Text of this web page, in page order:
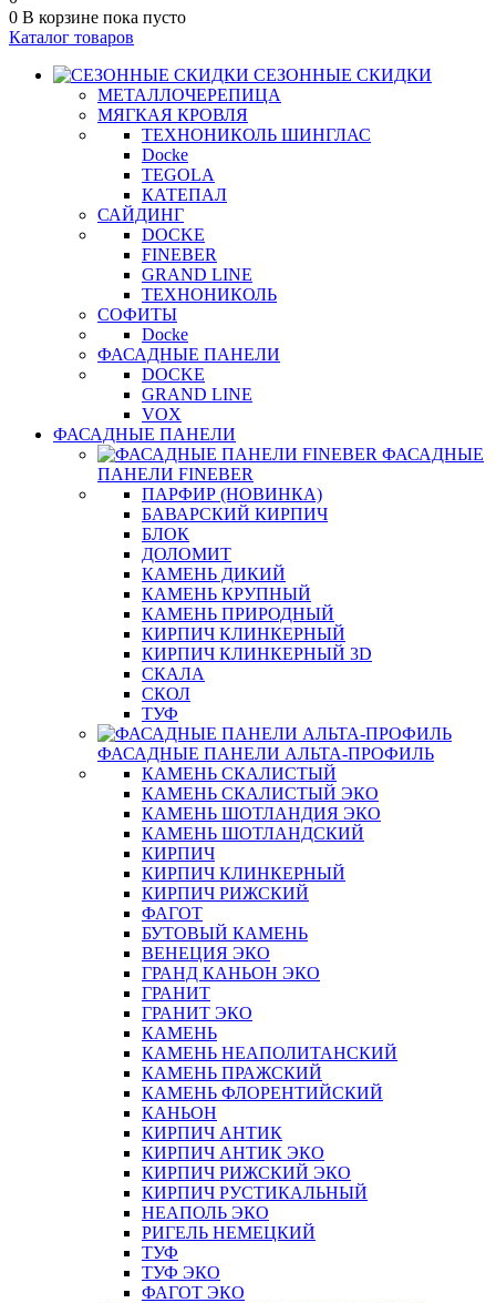
0 В корзине пока пусто
Каталог товаров
СЕЗОННЫЕ СКИДКИ
МЕТАЛЛОЧЕРЕПИЦА
МЯГКАЯ КРОВЛЯ
ТЕХНОНИКОЛЬ ШИНГЛАС
Docke
TEGOLA
КАТЕПАЛ
САЙДИНГ
DOCKE
FINEBER
GRAND LINE
ТЕХНОНИКОЛЬ
СОФИТЫ
Docke
ФАСАДНЫЕ ПАНЕЛИ
DOCKE
GRAND LINE
VOX
ФАСАДНЫЕ ПАНЕЛИ
ФАСАДНЫЕ
ПАНЕЛИ FINEBER
ПАРФИР (НОВИНКА)
БАВАРСКИЙ КИРПИЧ
БЛОК
ДОЛОМИТ
КАМЕНЬ ДИКИЙ
КАМЕНЬ КРУПНЫЙ
КАМЕНЬ ПРИРОДНЫЙ
КИРПИЧ КЛИНКЕРНЫЙ
КИРПИЧ КЛИНКЕРНЫЙ 3D
СКАЛА
СКОЛ
ТУФ
ФАСАДНЫЕ ПАНЕЛИ АЛЬТА-ПРОФИЛЬ
КАМЕНЬ СКАЛИСТЫЙ
КАМЕНЬ СКАЛИСТЫЙ ЭКО
КАМЕНЬ ШОТЛАНДИЯ ЭКО
КАМЕНЬ ШОТЛАНДСКИЙ
КИРПИЧ
КИРПИЧ КЛИНКЕРНЫЙ
КИРПИЧ РИЖСКИЙ
ФАГОТ
БУТОВЫЙ КАМЕНЬ
ВЕНЕЦИЯ ЭКО
ГРАНД КАНЬОН ЭКО
ГРАНИТ
ГРАНИТ ЭКО
КАМЕНЬ
КАМЕНЬ НЕАПОЛИТАНСКИЙ
КАМЕНЬ ПРАЖСКИЙ
КАМЕНЬ ФЛОРЕНТИЙСКИЙ
КАНЬОН
КИРПИЧ АНТИК
КИРПИЧ АНТИК ЭКО
КИРПИЧ РИЖСКИЙ ЭКО
КИРПИЧ РУСТИКАЛЬНЫЙ
НЕАПОЛЬ ЭКО
РИГЕЛЬ НЕМЕЦКИЙ
ТУФ
ТУФ ЭКО
ФАГОТ ЭКО